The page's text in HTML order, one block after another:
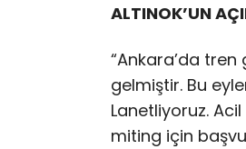
ALTINOK’UN
“Ankara’da
gelmiştir. Bu
Lanetliyoruz.
miting için